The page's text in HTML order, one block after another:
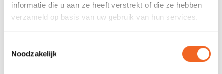
informatie die u aan ze heeft verstrekt of die ze hebben
verzameld op basis van uw gebruik van hun services.
Noodzakelijk
REVIEWS